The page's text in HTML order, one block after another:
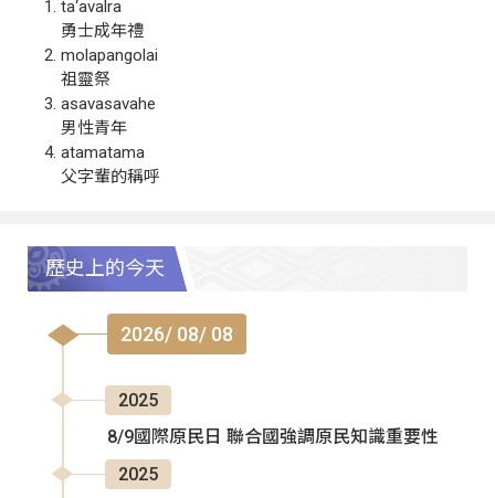
ta‘avalra
勇士成年禮
molapangolai
祖靈祭
asavasavahe
男性青年
atamatama
父字輩的稱呼
歷史上的今天
2026/ 08/ 08
2025
8/9國際原民日 聯合國強調原民知識重要性
2025